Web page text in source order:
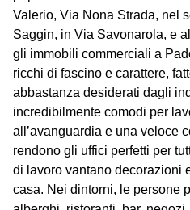
Valerio, Via Nona Strada, nel
Saggin, in Via Savonarola, e
gli immobili commerciali a
ricchi di fascino e carattere,
abbastanza desiderati dagli
incredibilmente comodi per
all’avanguardia e una veloce
rendono gli uffici perfetti per
di lavoro vantano decorazioni
casa. Nei dintorni, le persone